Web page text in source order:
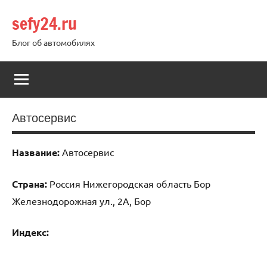
содержимому
sefy24.ru
Блог об автомобилях
Автосервис
Название: Автосервис
Страна: Россия Нижегородская область Бор
Железнодорожная ул., 2А, Бор
Индекс: